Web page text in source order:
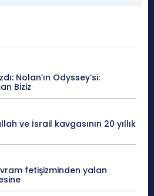
Nolan’ın Odyssey’si:
Biziz
ve İsrail kavgasının 20 yıllık
fetişizminden yalan